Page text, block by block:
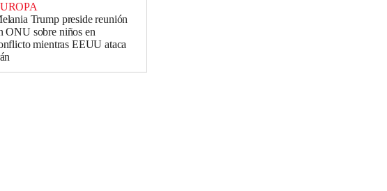
Trump preside reunión
ONU sobre niños en
mientras EEUU ataca